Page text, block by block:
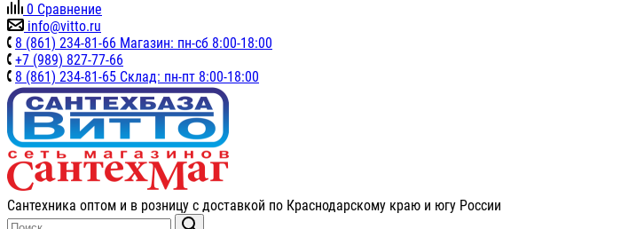
0 Сравнение
info@vitto.ru
8 (861) 234-81-66 Магазин: пн-сб 8:00-18:00
+7 (989) 827-77-66
8 (861) 234-81-65 Склад: пн-пт 8:00-18:00
Сантехника оптом и в розницу с доставкой по Краснодарскому краю и югу России